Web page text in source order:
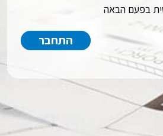
בפעם הבאה